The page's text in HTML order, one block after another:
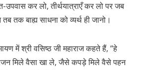
कर लो, तीर्थयात्राएँ कर लो पर जब
तक बाह्य साधना को व्यर्थ ही जानो।
में श्री वसिष्ठ जी महाराज कहते हैं, “हे
मिले वैसा खा ले, जैसे कपड़े मिले वैसे पहन